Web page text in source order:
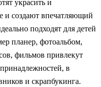
украсить и
и создают впечатляющий
подходят для детей
планер, фотоальбом,
фильмов привлекут
в
и скрапбукинга.